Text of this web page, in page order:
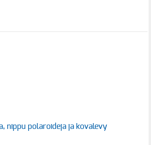
nippu polaroideja ja kovalevy